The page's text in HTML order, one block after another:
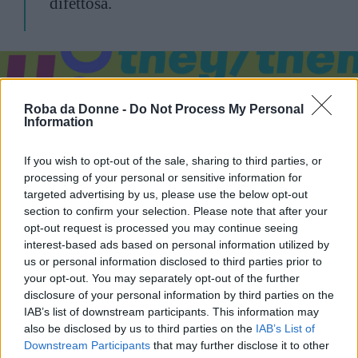
Roba da Donne - Do Not Process My Personal
Information
If you wish to opt-out of the sale, sharing to third parties, or
processing of your personal or sensitive information for
targeted advertising by us, please use the below opt-out
section to confirm your selection. Please note that after your
opt-out request is processed you may continue seeing
interest-based ads based on personal information utilized by
us or personal information disclosed to third parties prior to
your opt-out. You may separately opt-out of the further
disclosure of your personal information by third parties on the
IAB’s list of downstream participants. This information may
also be disclosed by us to third parties on the IAB’s List of
Downstream Participants that may further disclose it to other
Vi Raccomandiamo...
Scrittura inclusiva: le basi, non si può più
comunicare come una volta, per fortuna!
Continua a leggere dopo la pubblicità